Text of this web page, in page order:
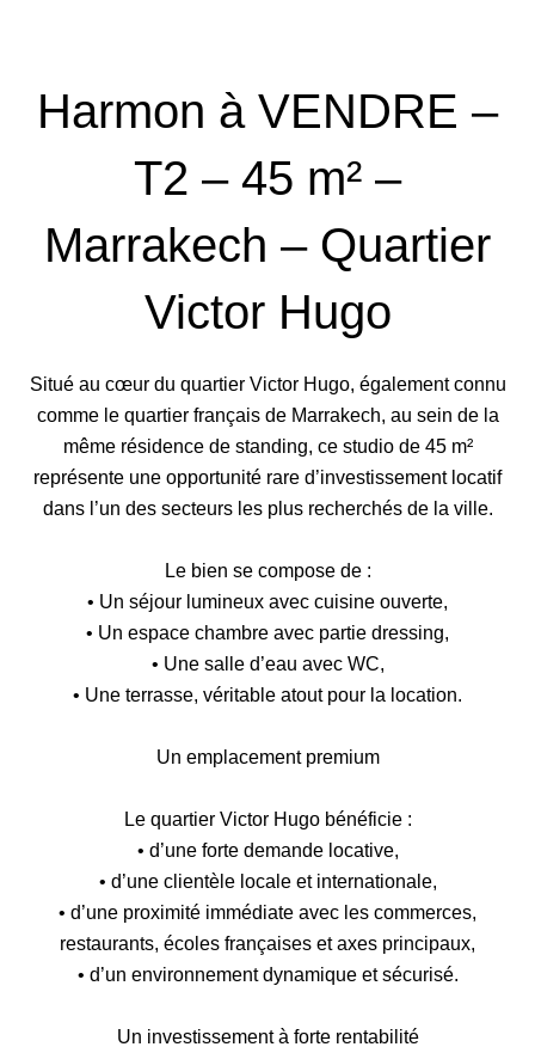
Harmon à VENDRE –
T2 – 45 m² –
Marrakech – Quartier
Victor Hugo
Situé au cœur du quartier Victor Hugo, également connu
comme le quartier français de Marrakech, au sein de la
même résidence de standing, ce studio de 45 m²
représente une opportunité rare d’investissement locatif
dans l’un des secteurs les plus recherchés de la ville.
Le bien se compose de :
• Un séjour lumineux avec cuisine ouverte,
• Un espace chambre avec partie dressing,
• Une salle d’eau avec WC,
• Une terrasse, véritable atout pour la location.
Un emplacement premium
Le quartier Victor Hugo bénéficie :
• d’une forte demande locative,
• d’une clientèle locale et internationale,
• d’une proximité immédiate avec les commerces,
restaurants, écoles françaises et axes principaux,
• d’un environnement dynamique et sécurisé.
Un investissement à forte rentabilité